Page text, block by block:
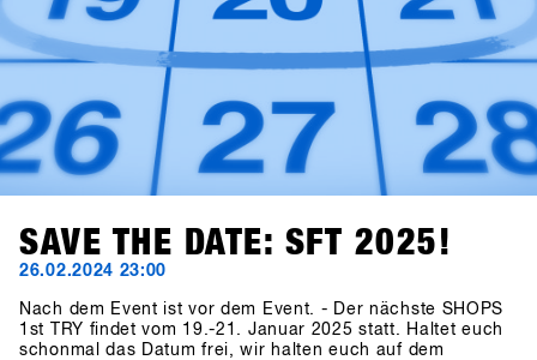
SAVE THE DATE: SFT 2025!
26.02.2024 23:00
Nach dem Event ist vor dem Event. - Der nächste SHOPS
1st TRY findet vom 19.-21. Januar 2025 statt. Haltet euch
schonmal das Datum frei, wir halten euch auf dem